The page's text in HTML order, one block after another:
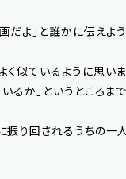
だよ」と誰かに伝えよ
似ているように思い
るか」というところま
振り回されるうちの